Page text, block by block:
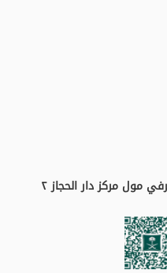
جدة شارع التحلية بجوار الصيرفي مول مركز دار الحجاز ٢